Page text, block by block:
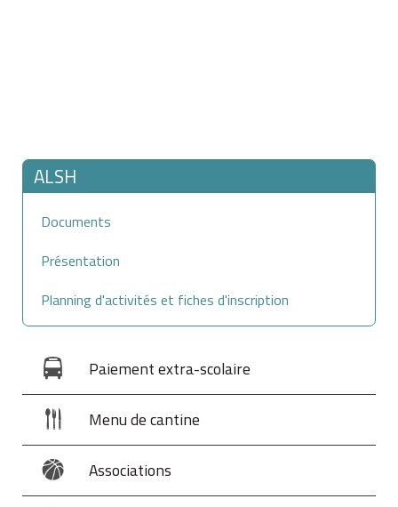
ALSH
Documents
Présentation
Planning d'activités et fiches d'inscription
Paiement extra-scolaire
Menu de cantine
Associations